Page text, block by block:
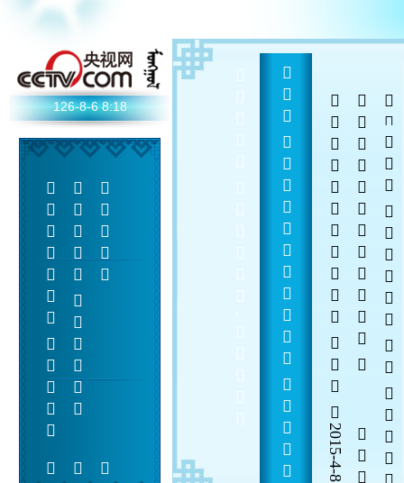
126-8-68:18
     -        
2015-4-8